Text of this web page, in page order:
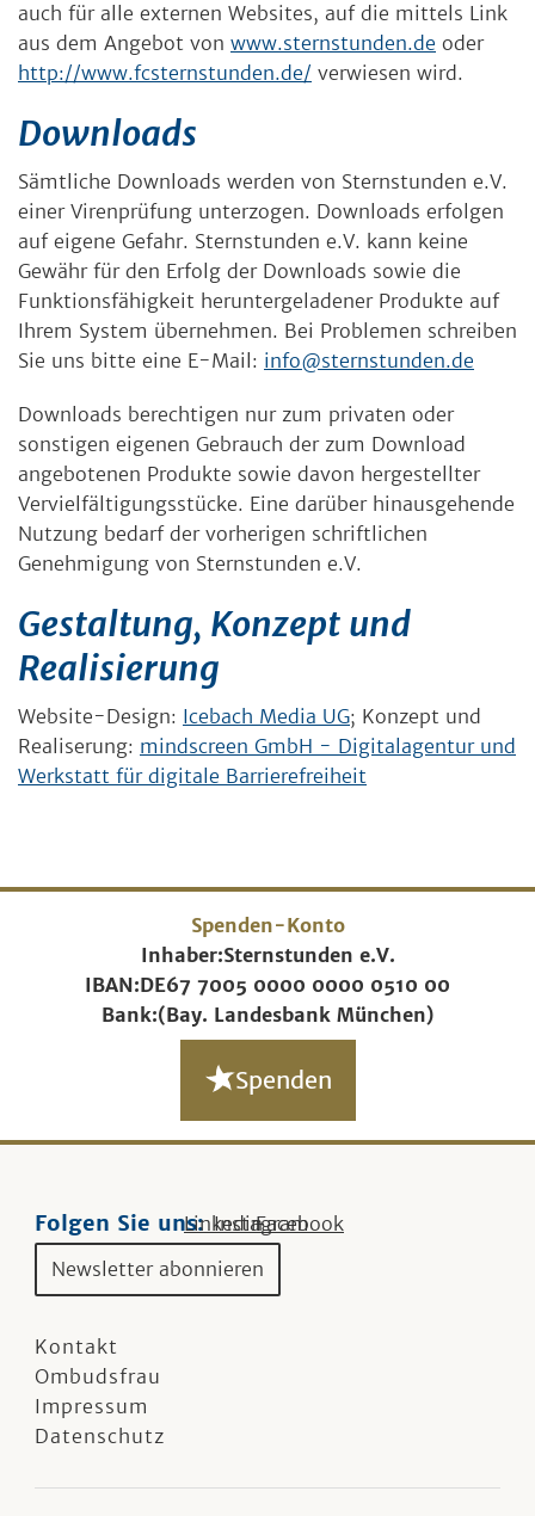
auch für alle externen Websites, auf die mittels Link
aus dem Angebot von www.sternstunden.de oder
http://www.fcsternstunden.de/ verwiesen wird.
Downloads
Sämtliche Downloads werden von Sternstunden e.V.
einer Virenprüfung unterzogen. Downloads erfolgen
auf eigene Gefahr. Sternstunden e.V. kann keine
Gewähr für den Erfolg der Downloads sowie die
Funktionsfähigkeit heruntergeladener Produkte auf
Ihrem System übernehmen. Bei Problemen schreiben
Sie uns bitte eine E-Mail: info@sternstunden.de
Downloads berechtigen nur zum privaten oder
sonstigen eigenen Gebrauch der zum Download
angebotenen Produkte sowie davon hergestellter
Vervielfältigungsstücke. Eine darüber hinausgehende
Nutzung bedarf der vorherigen schriftlichen
Genehmigung von Sternstunden e.V.
Gestaltung, Konzept und
Realisierung
Website-Design: Icebach Media UG; Konzept und
Realiserung: mindscreen GmbH - Digitalagentur und
Werkstatt für digitale Barrierefreiheit
Spenden-Konto
Inhaber:Sternstunden e.V.
IBAN:DE67 7005 0000 0000 0510 00
Bank:(Bay. Landesbank München)
Spenden
Folgen Sie uns:Linkedin
Instagram
Facebook
Newsletter abonnieren
Kontakt
Ombudsfrau
Impressum
Datenschutz